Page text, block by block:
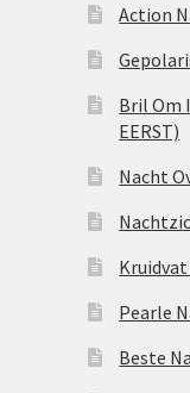
Action
Bril Om
EERST)
Nacht
Kruidvat
Pearle
Beste